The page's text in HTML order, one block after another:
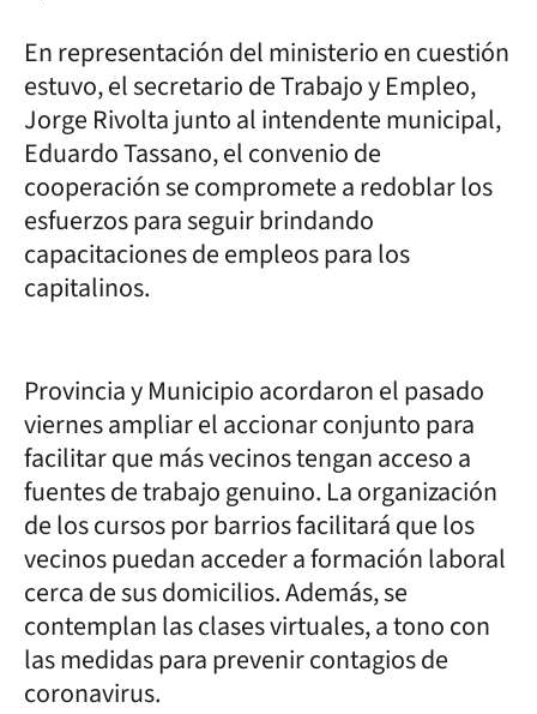
En representación del ministerio en cuestión
estuvo, el secretario de Trabajo y Empleo,
Jorge Rivolta junto al intendente municipal,
Eduardo Tassano, el convenio de
cooperación se compromete a redoblar los
esfuerzos para seguir brindando
capacitaciones de empleos para los
capitalinos.
Provincia y Municipio acordaron el pasado
viernes ampliar el accionar conjunto para
facilitar que más vecinos tengan acceso a
fuentes de trabajo genuino. La organización
de los cursos por barrios facilitará que los
vecinos puedan acceder a formación laboral
cerca de sus domicilios. Además, se
contemplan las clases virtuales, a tono con
las medidas para prevenir contagios de
coronavirus.